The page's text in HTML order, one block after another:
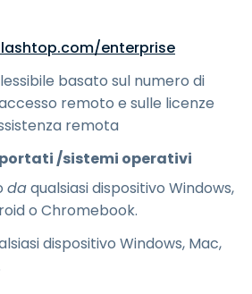
enterprise
basato sul numero di
remoto e sulle licenze
remota
/sistemi operativi
daqualsiasi dispositivo Windows,
o Chromebook.
dispositivo Windows, Mac,